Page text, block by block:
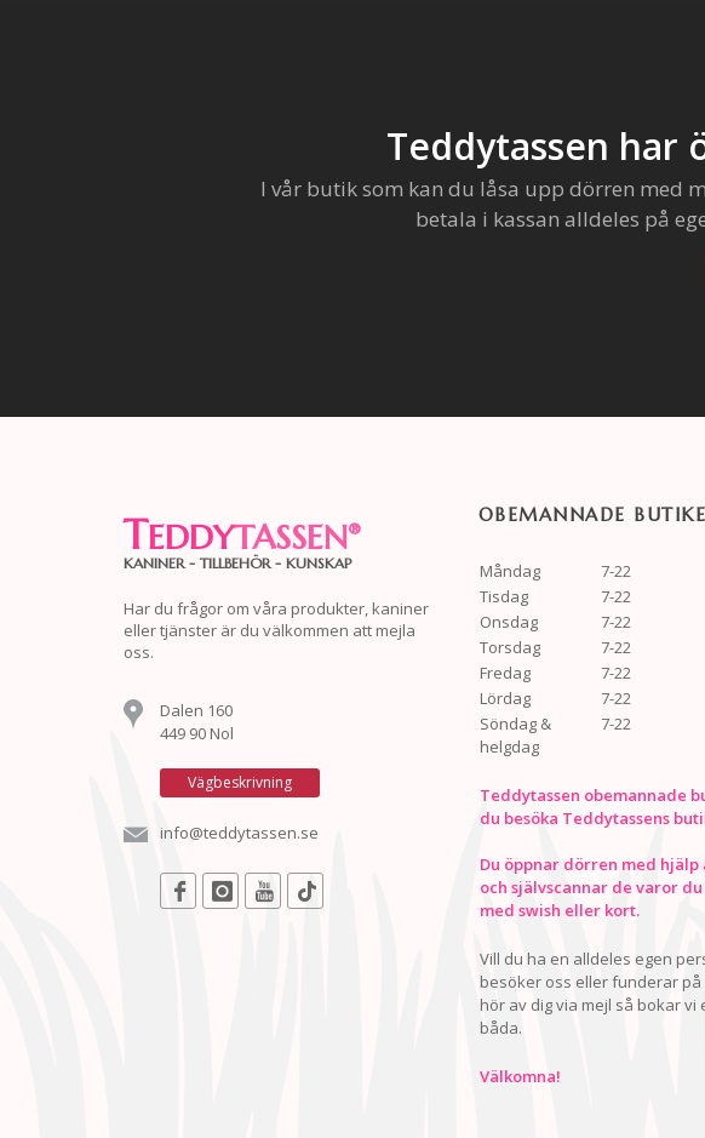
Teddytassen har
I vår butik som kan du låsa upp dörren med
betala i kassan alldeles på
TEDDYTASSEN®
KANINER - TILLBEHÖR - KUNSKAP
Har du frågor om våra produkter, kaniner
eller tjänster är du välkommen att mejla
oss.
Dalen 160
449 90 Nol
Vägbeskrivning
info@teddytassen.se
OBEMANNADE
Måndag
7-22
Tisdag
7-22
Onsdag
7-22
Torsdag
7-22
Fredag
7-22
Lördag
7-22
Söndag &
helgdag
7-22
Teddytassen obemannade
du besöka Teddytassens
Du öppnar dörren med hjälp
och självscannar de varor
med swish eller kort.
Vill du ha en alldeles egen
besöker oss eller funderar på
hör av dig via mejl så bokar vi
båda.
Välkomna!